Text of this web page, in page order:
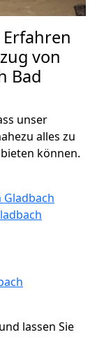
von
Bad
unser
alles zu
können.
lassen Sie